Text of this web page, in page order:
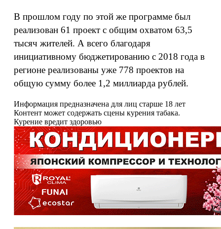
В прошлом году по этой же программе был
реализован 61 проект с общим охватом 63,5
тысяч жителей. А всего благодаря
инициативному бюджетированию с 2018 года в
регионе реализованы уже 778 проектов на
общую сумму более 1,2 миллиарда рублей.
Информация предназначена для лиц старше 18 лет
Контент может содержать сцены курения табака.
Курение вредит здоровью